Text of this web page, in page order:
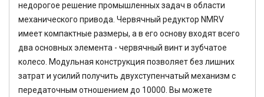
54,02
60
63
71
80
80,2
81,64
недорогое решение промышленных задач в области
механического привода. Червячный редуктор NMRV
имеет компактные размеры, а в его основу входят всего
два основных элемента - червячный винт и зубчатое
колесо. Модульная конструкция позволяет без лишних
затрат и усилий получить двухступенчатый механизм с
передаточным отношением до 10000. Вы можете